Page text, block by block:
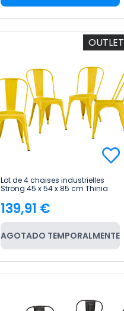
OUTLET
Lot de 4 chaises industrielles
Strong 45 x 54 x 85 cm Thinia
Price
139,91 €
AGOTADO TEMPORALMENTE